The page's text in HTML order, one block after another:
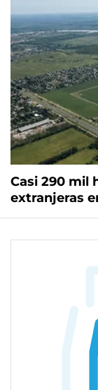
Casi 290 mil
extranjeras